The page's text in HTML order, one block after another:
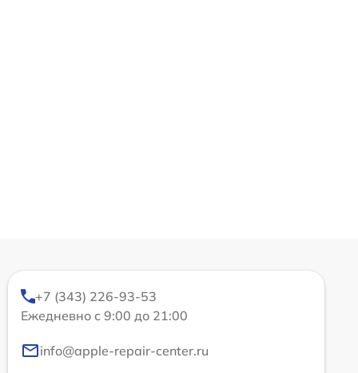
+7 (343) 226-93-53
Ежедневно с 9:00 до 21:00
info@apple-repair-center.ru